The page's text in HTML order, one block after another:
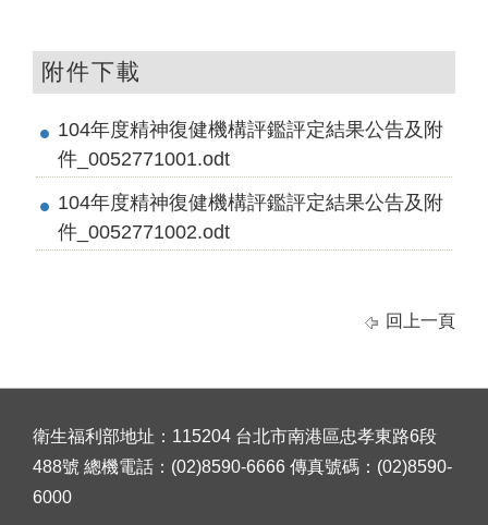
附件下載
104年度精神復健機構評鑑評定結果公告及附
件_0052771001.odt
104年度精神復健機構評鑑評定結果公告及附
件_0052771002.odt
回上一頁
衛生福利部地址：115204 台北市南港區忠孝東路6段
488號 總機電話：(02)8590-6666 傳真號碼：(02)8590-
6000